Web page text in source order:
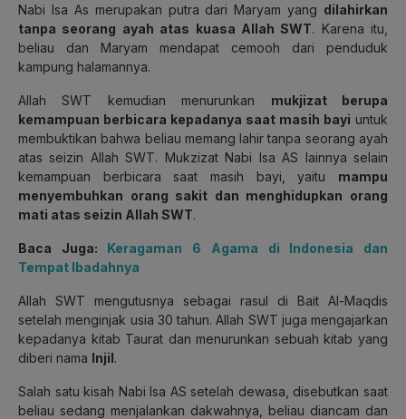
Nabi Isa As merupakan putra dari Maryam yang dilahirkan
tanpa seorang ayah atas kuasa Allah SWT. Karena itu,
beliau dan Maryam mendapat cemooh dari penduduk
kampung halamannya.
Allah SWT kemudian menurunkan mukjizat berupa
kemampuan berbicara kepadanya saat masih bayi untuk
membuktikan bahwa beliau memang lahir tanpa seorang ayah
atas seizin Allah SWT. Mukzizat Nabi Isa AS lainnya selain
kemampuan berbicara saat masih bayi, yaitu mampu
menyembuhkan orang sakit dan menghidupkan orang
mati atas seizin Allah SWT.
Baca Juga: Keragaman 6 Agama di Indonesia dan
Tempat Ibadahnya
Allah SWT mengutusnya sebagai rasul di Bait Al-Maqdis
setelah menginjak usia 30 tahun. Allah SWT juga mengajarkan
kepadanya kitab Taurat dan menurunkan sebuah kitab yang
diberi nama Injil.
Salah satu kisah Nabi Isa AS setelah dewasa, disebutkan saat
beliau sedang menjalankan dakwahnya, beliau diancam dan